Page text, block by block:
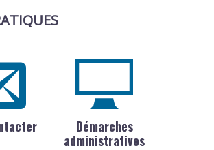
Démarches
administratives